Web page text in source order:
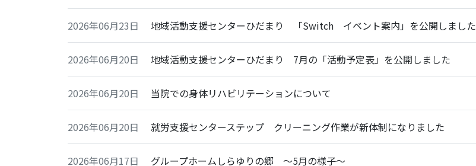
2026年06月23日 地域活動支援センターひだまり 「Switch イベント案内」を公開しました
2026年06月20日 地域活動支援センターひだまり 7月の「活動予定表」を公開しました
2026年06月20日 当院での身体リハビリテーションについて
2026年06月20日 就労支援センターステップ クリーニング作業が新体制になりました
2026年06月17日 グループホームしらゆりの郷 ～5月の様子～